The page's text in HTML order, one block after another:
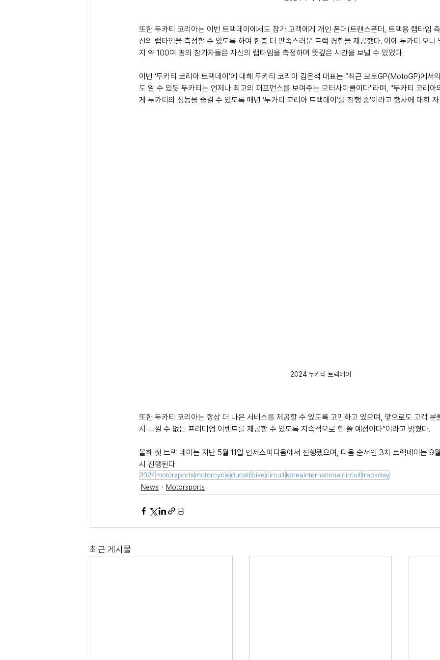
또한 두카티 코리아는 이번 트랙데이에서도 참가 고객에게 개인 폰더(트랜스폰더, 트랙용 랩타임
신의 랩타임을 측정할 수 있도록 하여 한층 더 만족스러운 트랙 경험을 제공했다. 이에 두카티 오너
지 약 100여 명의 참가자들은 자신의 랩타임을 측정하며 뜻깊은 시간을 보낼 수 있었다.
이번 ‘두카티 코리아 트랙데이’에 대해 두카티 코리아 김은석 대표는 “최근 모토GP(MotoGP)에서
도 알 수 있듯 두카티는 언제나 최고의 퍼포먼스를 보여주는 모터사이클이다"라며, "두카티 코리아
게 두카티의 성능을 즐길 수 있도록 매년 ‘두카티 코리아 트랙데이’를 진행 중'이라고 행사에 대한
2024 두카티 트랙데이
또한 두카티 코리아는 항상 더 나은 서비스를 제공할 수 있도록 고민하고 있으며, 앞으로도 고객 분
서 느낄 수 없는 프리미엄 이벤트를 제공할 수 있도록 지속적으로 힘 쓸 예정이다”이라고 밝혔다.
올해 첫 트랙 데이는 지난 5월 11일 인제스피디움에서 진행됐으며, 다음 순서인 3차 트랙데이는 9
시 진행된다.
2024motorsportsmotorcycleducati bikecircuitkoreainternationalcircuittrackday
News Motorsports
최근 게시물